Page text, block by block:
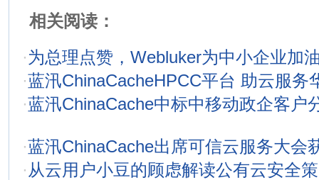
相关阅读：
·为总理点赞，Webluker为中小企业加
·蓝汛ChinaCacheHPCC平台 助云服务
·蓝汛ChinaCache中标中移动政企客户
·蓝汛ChinaCache出席可信云服务大会
· 从云用户小豆的顾虑解读公有云安全